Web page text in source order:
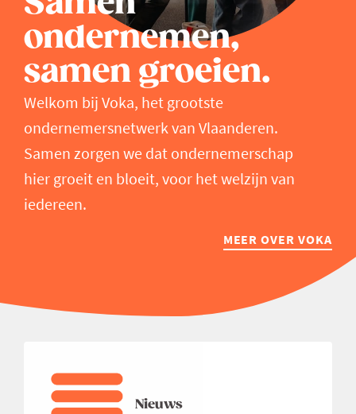
ondernemen,
samen groeien.
Welkom bij Voka, het grootste
ondernemersnetwerk van Vlaanderen.
Samen zorgen we dat ondernemerschap
hier groeit en bloeit, voor het welzijn van
iedereen.
MEER OVER VOKA
Nieuws